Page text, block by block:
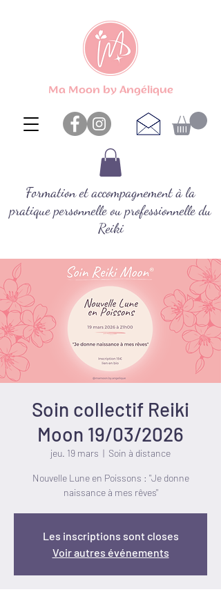
Ma Moon by Angélique
Formation et accompagnement à la
pratique personnelle ou professionnelle du
Reiki
Soin collectif Reiki
Moon 19/03/2026
jeu. 19 mars
  |
Soin à distance
Nouvelle Lune en Poissons : "Je donne
naissance à mes rêves"
Les inscriptions sont closes
Voir autres événements